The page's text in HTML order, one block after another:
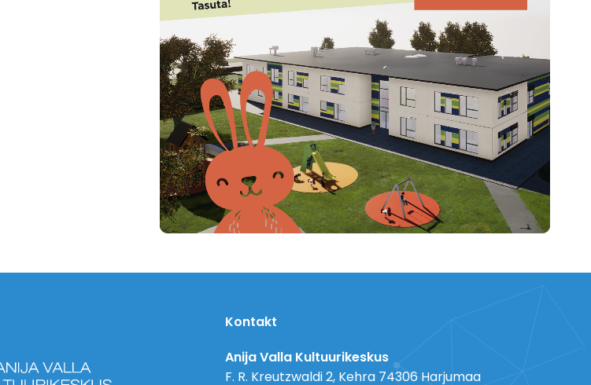
Kontakt
Anija Valla Kultuurikeskus
F. R. Kreutzwaldi 2, Kehra 74306 Harjumaa